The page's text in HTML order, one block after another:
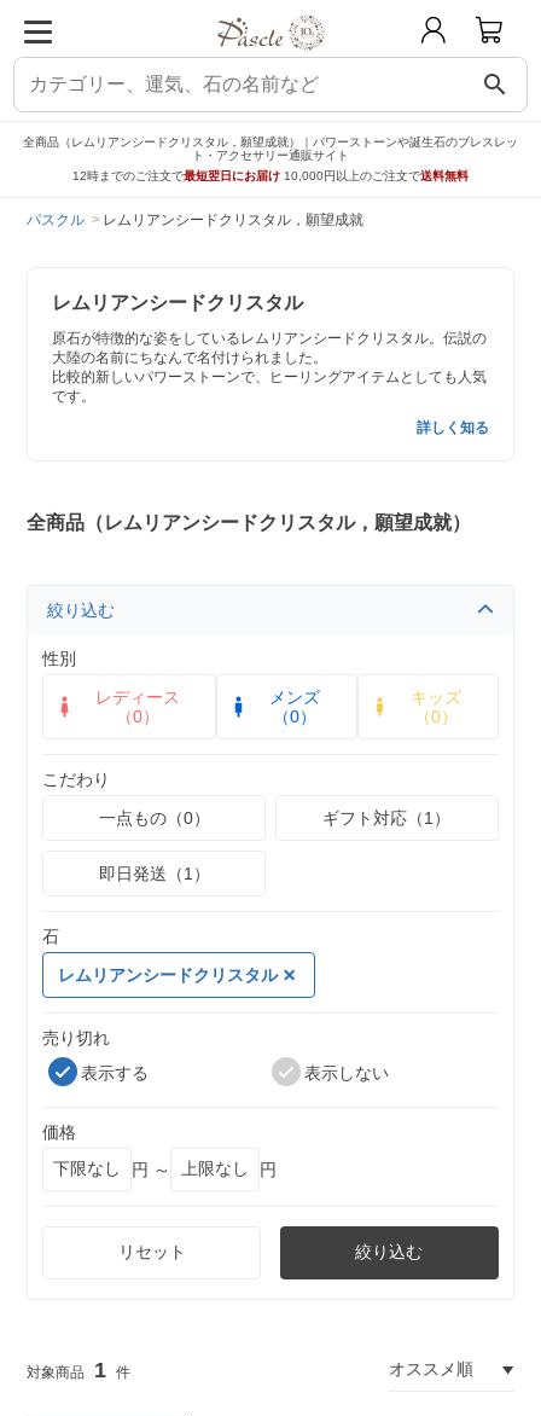
search
全商品（レムリアンシードクリスタル，願望成就）｜パワーストーンや誕生石のブレスレッ
ト・アクセサリー通販サイト
12時までのご注文で最短翌日にお届け 10,000円以上のご注文で送料無料
パスクル レムリアンシードクリスタル，願望成就
レムリアンシードクリスタル
原石が特徴的な姿をしているレムリアンシードクリスタル。伝説の
大陸の名前にちなんで名付けられました。
比較的新しいパワーストーンで、ヒーリングアイテムとしても人気
です。
詳しく知る
全商品（レムリアンシードクリスタル，願望成就）
絞り込む
性別
レディース
（0）
メンズ
（0）
キッズ
（0）
こだわり
一点もの（0）
ギフト対応（1）
即日発送（1）
石
レムリアンシードクリスタル
売り切れ
表示する
表示しない
価格
円 ～
円
リセット 絞り込む
1